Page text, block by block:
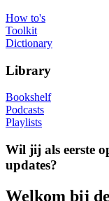
How to's
Toolkit
Dictionary
Library
Bookshelf
Podcasts
Playlists
Wil jij als eerste
updates?
Welkom bij